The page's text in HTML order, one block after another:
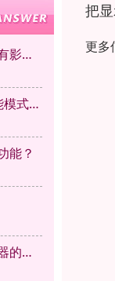
如果加装电子油门加速器的话会对车子有影响吗？
目前的电子油门加速器5模式好还是功能模式越多越好呢？
能？
电子油门加速器有用么？电子油门加速器的作用
把
更多